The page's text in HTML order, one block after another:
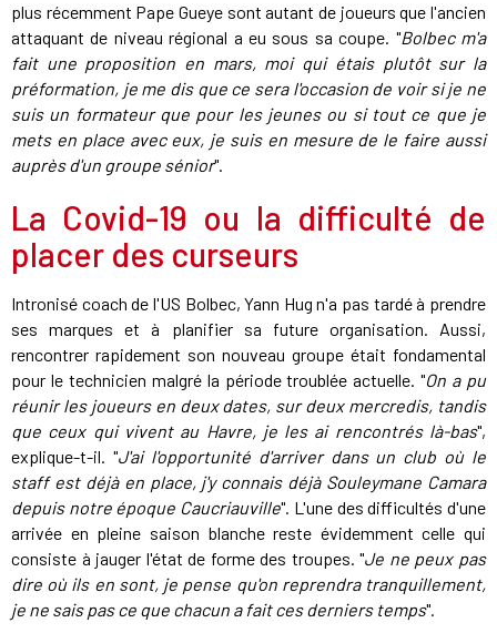
plus récemment Pape Gueye sont autant de joueurs que l'ancien
attaquant de niveau régional a eu sous sa coupe. "Bolbec m'a
fait une proposition en mars, moi qui étais plutôt sur la
préformation, je me dis que ce sera l'occasion de voir si je ne
suis un formateur que pour les jeunes ou si tout ce que je
mets en place avec eux, je suis en mesure de le faire aussi
auprès d'un groupe sénior".
La Covid-19 ou la difficulté de
placer des curseurs
Intronisé coach de l'US Bolbec, Yann Hug n'a pas tardé à prendre
ses marques et à planifier sa future organisation. Aussi,
rencontrer rapidement son nouveau groupe était fondamental
pour le technicien malgré la période troublée actuelle. "On a pu
réunir les joueurs en deux dates, sur deux mercredis, tandis
que ceux qui vivent au Havre, je les ai rencontrés là-bas",
explique-t-il. "J'ai l'opportunité d'arriver dans un club où le
staff est déjà en place, j'y connais déjà Souleymane Camara
depuis notre époque Caucriauville". L'une des difficultés d'une
arrivée en pleine saison blanche reste évidemment celle qui
consiste à jauger l'état de forme des troupes. "Je ne peux pas
dire où ils en sont, je pense qu'on reprendra tranquillement,
je ne sais pas ce que chacun a fait ces derniers temps".